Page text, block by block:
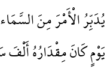
يُدَبِّرُ الْأَمْرَ مِنَ
يَوْمٍ كَانَ مِقْدَارُهُ